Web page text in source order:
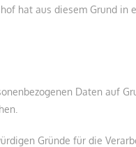
hat aus diesem Grund
Daten auf
Gründe für die